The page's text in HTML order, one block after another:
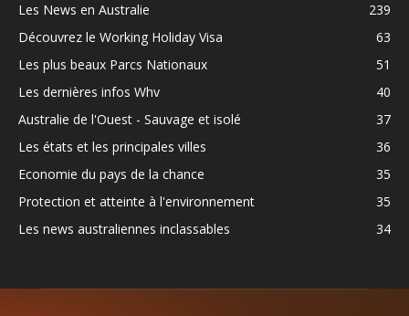
Les News en Australie
239
Découvrez le Working Holiday Visa
63
Les plus beaux Parcs Nationaux
51
Les dernières infos Whv
40
Australie de l'Ouest - Sauvage et isolé
37
Les états et les principales villes
36
Economie du pays de la chance
35
Protection et atteinte à l'environnement
35
Les news australiennes inclassables
34